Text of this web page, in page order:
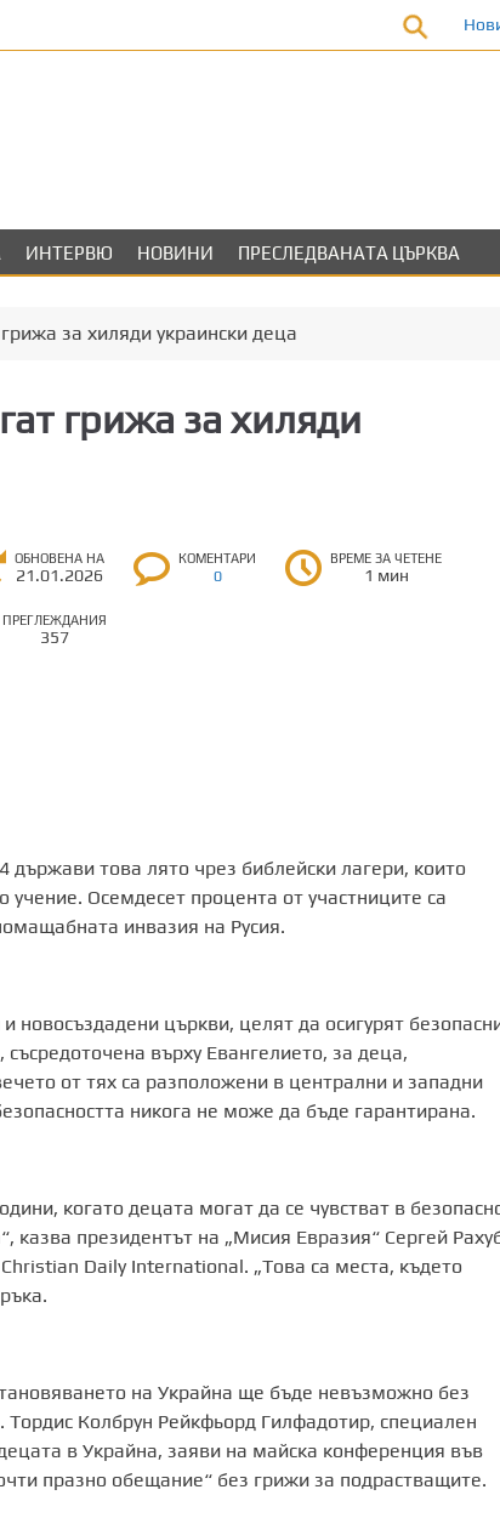
ИНТЕРВЮ НОВИНИ ПРЕСЛЕДВАНАТА ЦЪРКВА
за хиляди украински деца
грижа за хиляди
ОБНОВЕНА НА
21.01.2026
КОМЕНТАРИ
0
ВРЕМЕ ЗА ЧЕТЕНЕ
1 мин
ПРЕГЛЕЖДАНИЯ
357
това лято чрез библейски лагери, които
Осемдесет процента от участниците са
инвазия на Русия.
новосъздадени църкви, целят да осигурят
върху Евангелието, за деца,
от тях са разположени в централни и западни
никога не може да бъде гарантирана.
когато децата могат да се чувстват в
казва президентът на „Мисия Евразия“ Сергей
Daily International. „Това са места, където
на Украйна ще бъде невъзможно без
Колбрун Рейкфьорд Гилфадотир, специален
в Украйна, заяви на майска конференция във
празно обещание“ без грижи за подрастващите.